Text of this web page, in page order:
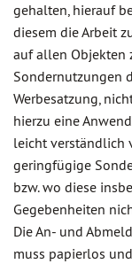
gehalten, hierauf
diesem die Arbeit
auf allen Objekten
Sondernutzungen
Werbesatzung,
hierzu eine
leicht verständlich
geringfügige
bzw. wo diese
Gegebenheiten
Die An- und
muss papierlos